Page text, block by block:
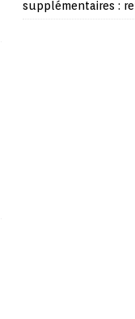
supplémentaires :